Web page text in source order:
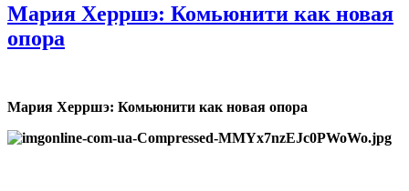
Мария Херршэ: Комьюнити как новая
опора
Мария Херршэ: Комьюнити как новая опора